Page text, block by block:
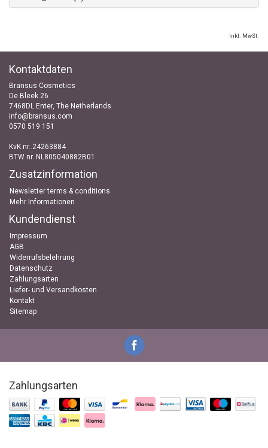
Inkl. MwSt.
Kontaktdaten
Bransus Cosmetics
De Bleek 26
7468DL Enter, The Netherlands
info@bransus.com
0570 519 151
KvK nr..24263884
BTW nr. NL805040882B01
Zusatzinformation
Newsletter terms & conditions
Mehr Informationen
Kundendienst
Impressum
AGB
Widerrufsbelehrung
Datenschutz
Zahlungsarten
Liefer- und Versandkosten
Kontakt
Sitemap
Zahlungsarten